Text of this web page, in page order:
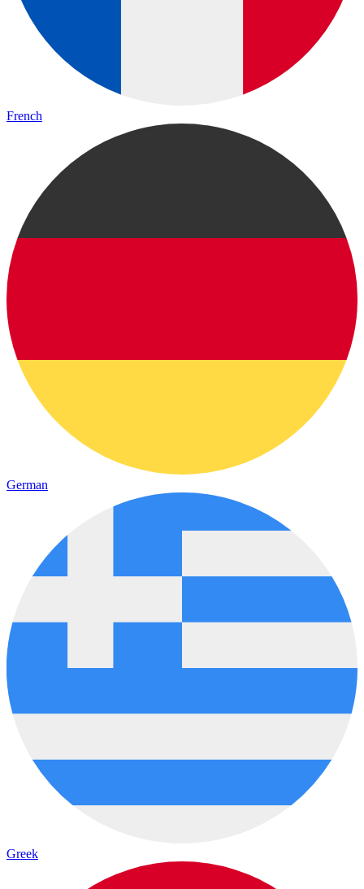
French
German
Greek